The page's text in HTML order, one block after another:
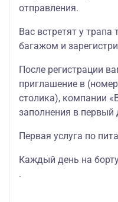
отправления.
Вас встретят у трапа
багажом и
После регистрации
приглашение в
столика), компании
заполнения в первый
Первая услуга по
Каждый день на
.